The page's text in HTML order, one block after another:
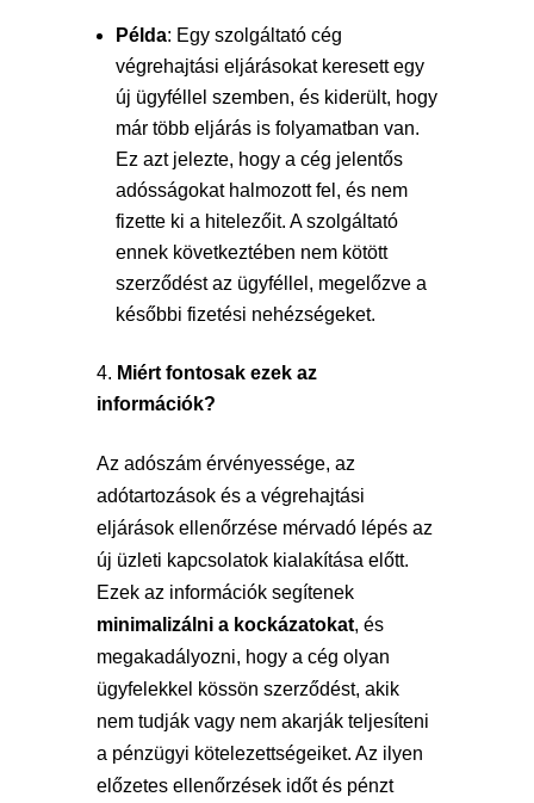
Példa: Egy szolgáltató cég
végrehajtási eljárásokat keresett egy
új ügyféllel szemben, és kiderült, hogy
már több eljárás is folyamatban van.
Ez azt jelezte, hogy a cég jelentős
adósságokat halmozott fel, és nem
fizette ki a hitelezőit. A szolgáltató
ennek következtében nem kötött
szerződést az ügyféllel, megelőzve a
későbbi fizetési nehézségeket.
Miért fontosak ezek az
információk?
Az adószám érvényessége, az
adótartozások és a végrehajtási
eljárások ellenőrzése mérvadó lépés az
új üzleti kapcsolatok kialakítása előtt.
Ezek az információk segítenek
minimalizálni a kockázatokat, és
megakadályozni, hogy a cég olyan
ügyfelekkel kössön szerződést, akik
nem tudják vagy nem akarják teljesíteni
a pénzügyi kötelezettségeiket. Az ilyen
előzetes ellenőrzések időt és pénzt